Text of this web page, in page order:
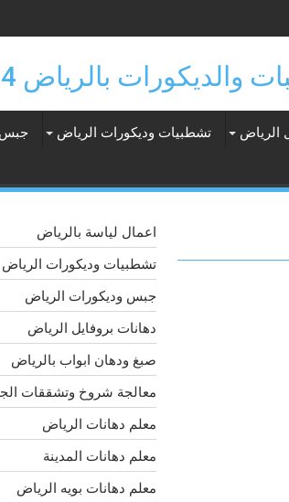
الرياض تشطبيات وديكورات الرياض جبس
اعمال لياسة بالرياض
تشطبيات وديكورات الرياض
جبس وديكورات الرياض
دهانات بروفايل الرياض
صبغ ودهان ابواب بالرياض
معالجة شروخ وتشققات
معلم دهانات الرياض
معلم دهانات المدينة
معلم دهانات بويه الرياض